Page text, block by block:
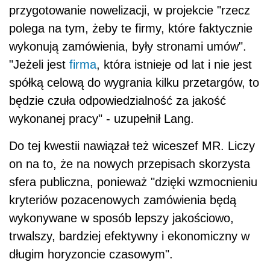
przygotowanie nowelizacji, w projekcie "rzecz
polega na tym, żeby te firmy, które faktycznie
wykonują zamówienia, były stronami umów".
"Jeżeli jest firma, która istnieje od lat i nie jest
spółką celową do wygrania kilku przetargów, to
będzie czuła odpowiedzialność za jakość
wykonanej pracy" - uzupełnił Lang.
Do tej kwestii nawiązał też wiceszef MR. Liczy
on na to, że na nowych przepisach skorzysta
sfera publiczna, ponieważ "dzięki wzmocnieniu
kryteriów pozacenowych zamówienia będą
wykonywane w sposób lepszy jakościowo,
trwalszy, bardziej efektywny i ekonomiczny w
długim horyzoncie czasowym".